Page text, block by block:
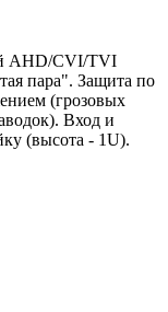
AHD/CVI/TVI
пара". Защита по
(грозовых
Вход и
(высота - 1U).